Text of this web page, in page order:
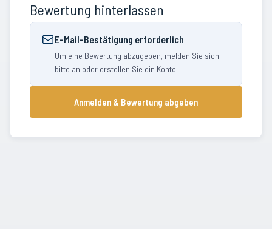
Bewertung hinterlassen
E-Mail-Bestätigung erforderlich
Um eine Bewertung abzugeben, melden Sie sich
bitte an oder erstellen Sie ein Konto.
Anmelden & Bewertung abgeben